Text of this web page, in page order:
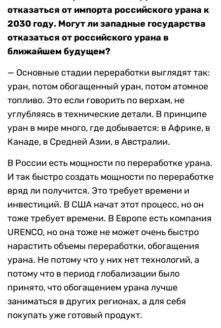
отказаться от импорта российского урана к
2030 году. Могут ли западные государства
отказаться от российского урана в
ближайшем будущем?
— Основные стадии переработки выглядят так:
уран, потом обогащенный уран, потом атомное
топливо. Это если говорить по верхам, не
углубляясь в технические детали. В принципе
уран в мире много, где добывается: в Африке, в
Канаде, в Средней Азии, в Австралии.
В России есть мощности по переработке урана.
И так быстро создать мощности по переработке
вряд ли получится. Это требует времени и
инвестиций. В США начат этот процесс, но он
тоже требует времени. В Европе есть компания
URENCO, но она тоже не может очень быстро
нарастить объемы переработки, обогащения
урана. Не потому что у них нет технологий, а
потому что в период глобализации было
принято, что обогащением урана лучше
заниматься в других регионах, а для себя
покупать уже готовый продукт.